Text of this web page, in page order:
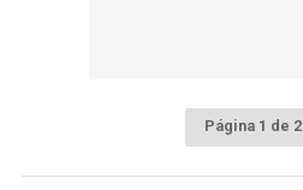
Página 1 de 2